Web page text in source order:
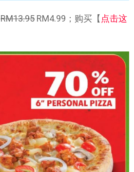
RM13.95 RM4.99；购买【点击这